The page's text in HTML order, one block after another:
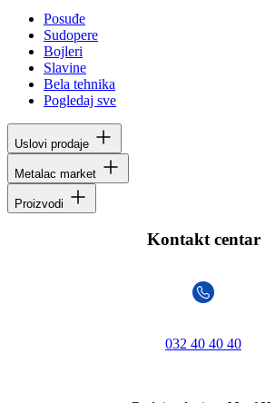
Posuđe
Sudopere
Bojleri
Slavine
Bela tehnika
Pogledaj sve
Uslovi prodaje
Metalac market
Proizvodi
Kontakt centar
032 40 40 40